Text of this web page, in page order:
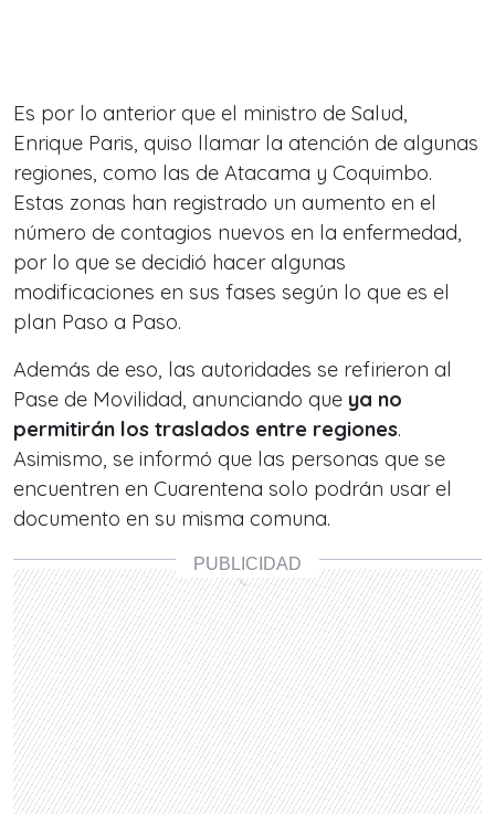
Es por lo anterior que el ministro de Salud,
Enrique Paris, quiso llamar la atención de algunas
regiones, como las de Atacama y Coquimbo.
Estas zonas han registrado un aumento en el
número de contagios nuevos en la enfermedad,
por lo que se decidió hacer algunas
modificaciones en sus fases según lo que es el
plan Paso a Paso.
Además de eso, las autoridades se refirieron al
Pase de Movilidad, anunciando que ya no
permitirán los traslados entre regiones.
Asimismo, se informó que las personas que se
encuentren en Cuarentena solo podrán usar el
documento en su misma comuna.